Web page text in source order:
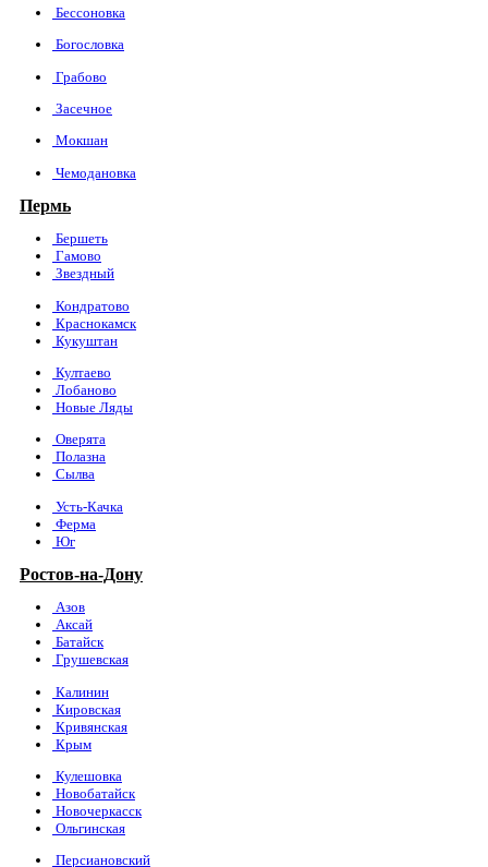
Бессоновка
Богословка
Грабово
Засечное
Мокшан
Чемодановка
Пермь
Бершеть
Гамово
Звездный
Кондратово
Краснокамск
Кукуштан
Култаево
Лобаново
Новые Ляды
Оверята
Полазна
Сылва
Усть-Качка
Ферма
Юг
Ростов-на-Дону
Азов
Аксай
Батайск
Грушевская
Калинин
Кировская
Кривянская
Крым
Кулешовка
Новобатайск
Новочеркасск
Ольгинская
Персиановский